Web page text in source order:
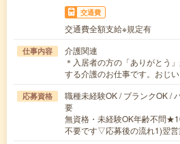
交通費
交通費全額支給※規定有
仕事内容
介護関連
＊入居者の方の「ありがとう
する介護のお仕事です。おじ
応募資格
職種未経験OK / ブランクOK /
要
無資格・未経験OK年齢不問
不要です▽応募後の流れ1)翌